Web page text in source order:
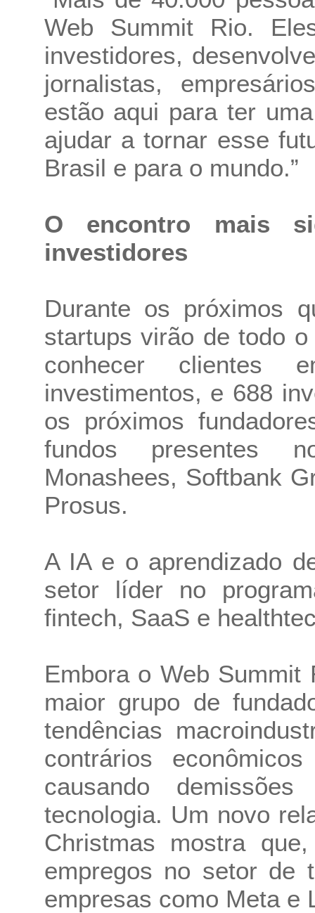
Web Summit Rio.
investidores,
jornalistas,
estão aqui para ter
ajudar a tornar esse
Brasil e para o mundo.”
O encontro mais
investidores
Durante os próximos
startups virão de todo
conhecer clientes
investimentos, e 688
os próximos
fundos presentes
Monashees, Softbank
Prosus.
A IA e o aprendizado
setor líder no
fintech, SaaS e
Embora o Web
maior grupo de
tendências
contrários
causando
tecnologia. Um novo
Christmas mostra
empregos no setor de
empresas como Meta e